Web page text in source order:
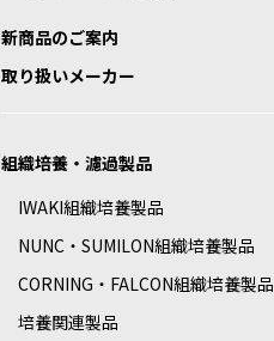
新商品のご案内
取り扱いメーカー
組織培養・濾過製品
IWAKI組織培養製品
NUNC・SUMILON組織培養製品
CORNING・FALCON組織培養製品
培養関連製品